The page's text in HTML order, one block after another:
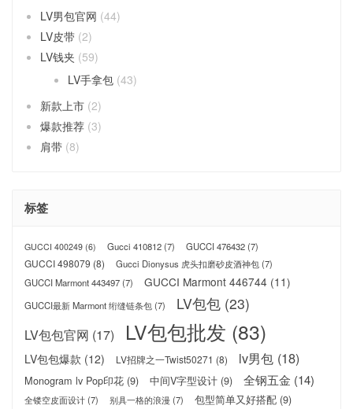
LV男包官网 (44)
LV皮带 (2)
LV钱夹 (59)
LV手拿包 (43)
新款上市 (2)
爆款推荐 (3)
肩带 (8)
标签
GUCCI 400249 (6) Gucci 410812(7) GUCCI 476432(7)
GUCCI 498079 (8) Gucci Dionysus 虎头扣磨砂皮酒神包(7)
GUCCI Marmont 443497(7) GUCCI Marmont 446744 (11)
GUCCI最新 Marmont 绗缝链条包(7) LV包包 (23)
LV包包官网 (17) LV包包批发 (83)
LV包包爆款 (12) LV招牌之一Twist50271 (8) lv男包 (18)
Monogram lv Pop印花 (9) 中间V字型设计 (9) 全钢五金 (14)
全镂空皮面设计(7) 别具一格的浪漫 (7) 包型简单又好搭配 (9)